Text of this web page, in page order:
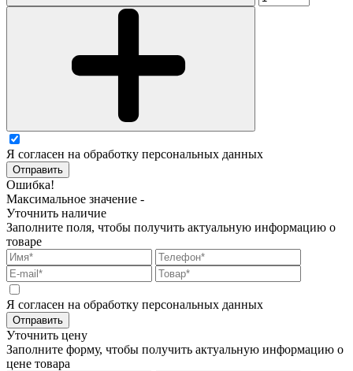
Я согласен на обработку персональных данных
Отправить
Ошибка!
Максимальное значение -
Уточнить наличие
Заполните поля, чтобы получить актуальную информацию о
товаре
Я согласен на обработку персональных данных
Отправить
Уточнить цену
Заполните форму, чтобы получить актуальную информацию о
цене товара